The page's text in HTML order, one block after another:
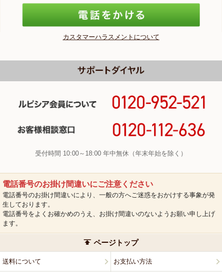
カスタマーハラスメントについて
受付時間 10:00～18:00 年中無休（年末年始を除く）
電話番号のお掛け間違いにご注意ください
電話番号のお掛け間違いにより、一般の方へご迷惑をおかけする事象が発
生しております。
電話番号をよくお確かめのうえ、お掛け間違いのないようお願い申し上げ
ます。
ページトップ
送料について お支払い方法